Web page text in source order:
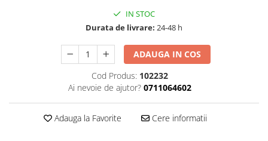
Supliment Vitamina B
Supliment Vitamina C
Supliment Vitamina D3
Supliment Vitamina E
Tincturi si Gemoderivate
IN STOC
Durata de livrare: 24-48 h
ADAUGA IN COS
Cod Produs: 102232
Ai nevoie de ajutor? 0711064602
Adauga la Favorite Cere informatii